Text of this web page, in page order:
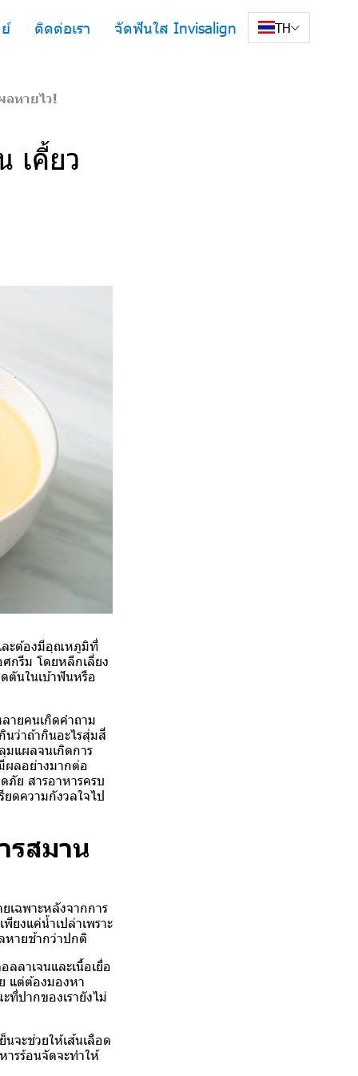
ติดต่อเรา จัดฟันใส Invisalign TH
ลหายไว!
เคี้ยว
ละต้องมีอุณหภูมิที่
กรีม โดยหลีกเลี่ยง
ตันในเบ้าฟันหรือ
ายคนเกิดคำถาม
ว่าถ้ากินอะไรสุ่มสี่
มแผลจนเกิดการ
ผลอย่างมากต่อ
ภัย สารอาหารครบ
ดความกังวลใจไป
รสมาน
เฉพาะหลังจากการ
ยงแค่น้ำเปล่าเพราะ
หายช้ากว่าปกติ
ลาเจนและเนื้อเยื่อ
แต่ต้องมองหา
ที่ปากของเรายังไม่
จะช่วยให้เส้นเลือด
ารร้อนจัดจะทำให้